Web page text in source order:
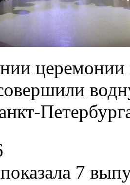
церемонии
7